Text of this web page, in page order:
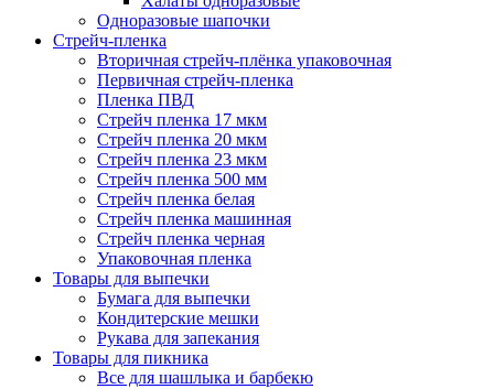
Одноразовые шапочки
Стрейч-пленка
Вторичная стрейч-плёнка упаковочная
Первичная стрейч-пленка
Пленка ПВД
Стрейч пленка 17 мкм
Стрейч пленка 20 мкм
Стрейч пленка 23 мкм
Стрейч пленка 500 мм
Стрейч пленка белая
Стрейч пленка машинная
Стрейч пленка черная
Упаковочная пленка
Товары для выпечки
Бумага для выпечки
Кондитерские мешки
Рукава для запекания
Товары для пикника
Все для шашлыка и барбекю